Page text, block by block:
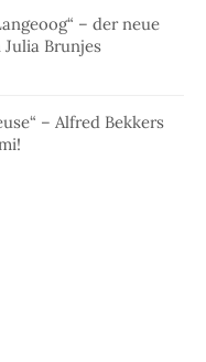
– der neue
Brunjes
– Alfred Bekkers